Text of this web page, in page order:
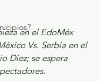
en el EdoMéx
Vs. Serbia en el
Diez; se espera